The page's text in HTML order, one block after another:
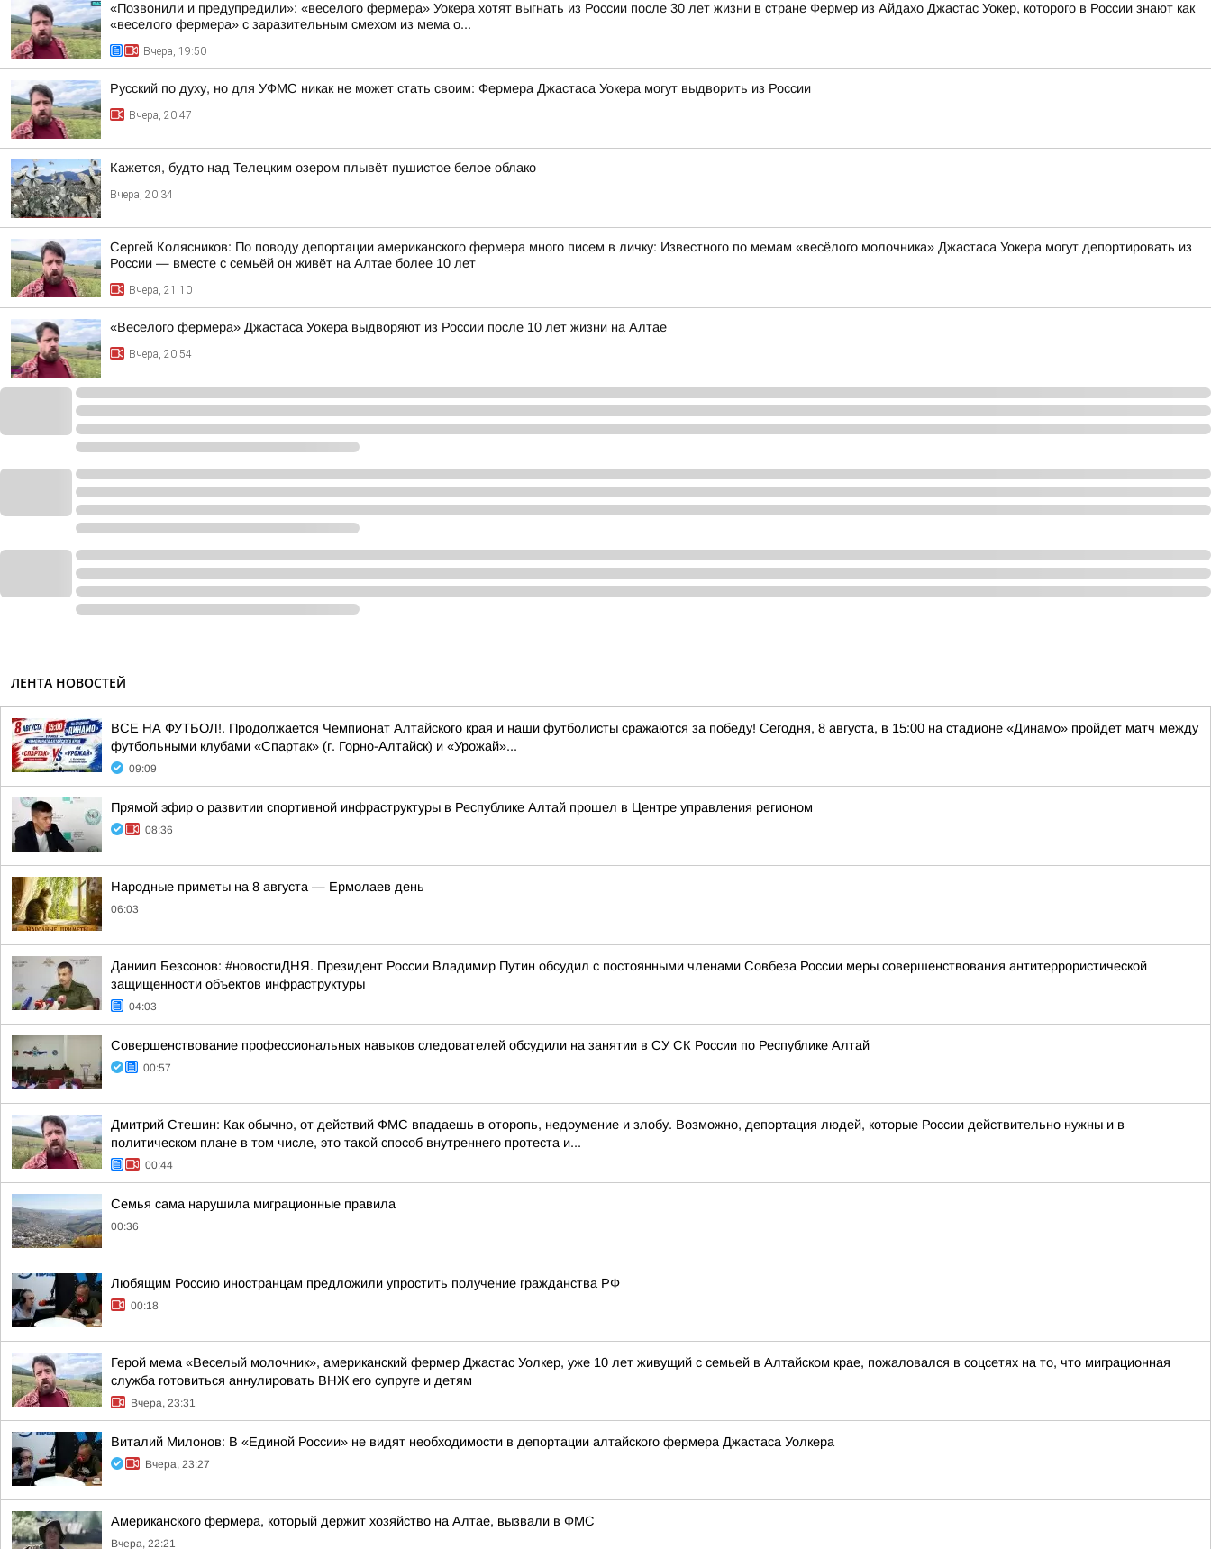
«Позвонили и предупредили»: «веселого фермера» Уокера хотят выгнать из России после 30 лет жизни в стране Фермер из Айдахо Джастас Уокер, которого в России знают как
«веселого фермера» с заразительным смехом из мема о...
Вчера, 19:50
Русский по духу, но для УФМС никак не может стать своим: Фермера Джастаса Уокера могут выдворить из России
Вчера, 20:47
Кажется, будто над Телецким озером плывёт пушистое белое облако
Вчера, 20:34
Сергей Колясников: По поводу депортации американского фермера много писем в личку: Известного по мемам «весёлого молочника» Джастаса Уокера могут депортировать из
России — вместе с семьёй он живёт на Алтае более 10 лет
Вчера, 21:10
«Веселого фермера» Джастаса Уокера выдворяют из России после 10 лет жизни на Алтае
Вчера, 20:54
ЛЕНТА НОВОСТЕЙ
ВСЕ НА ФУТБОЛ!. Продолжается Чемпионат Алтайского края и наши футболисты сражаются за победу! Сегодня, 8 августа, в 15:00 на стадионе «Динамо» пройдет матч между
футбольными клубами «Спартак» (г. Горно-Алтайск) и «Урожай»...
09:09
Прямой эфир о развитии спортивной инфраструктуры в Республике Алтай прошел в Центре управления регионом
08:36
Hapoдныe пpимeты нa 8 aвгуcтa — Epмoлaeв дeнь
06:03
Даниил Безсонов: #новостиДНЯ. Президент России Владимир Путин обсудил с постоянными членами Совбеза России меры совершенствования антитеррористической
защищенности объектов инфраструктуры
04:03
Совершенствование профессиональных навыков следователей обсудили на занятии в СУ СК России по Республике Алтай
00:57
Дмитрий Стешин: Как обычно, от действий ФМС впадаешь в оторопь, недоумение и злобу. Возможно, депортация людей, которые России действительно нужны и в
политическом плане в том числе, это такой способ внутреннего протеста и...
00:44
Семья сама нарушила миграционные правила
00:36
Любящим Россию иностранцам предложили упростить получение гражданства РФ
00:18
Герой мема «Веселый молочник», американский фермер Джастас Уолкер, уже 10 лет живущий с семьей в Алтайском крае, пожаловался в соцсетях на то, что миграционная
служба готовиться аннулировать ВНЖ его супруге и детям
Вчера, 23:31
Виталий Милонов: В «Единой России» не видят необходимости в депортации алтайского фермера Джастаса Уолкера
Вчера, 23:27
Американского фермера, который держит хозяйство на Алтае, вызвали в ФМС
Вчера, 22:21